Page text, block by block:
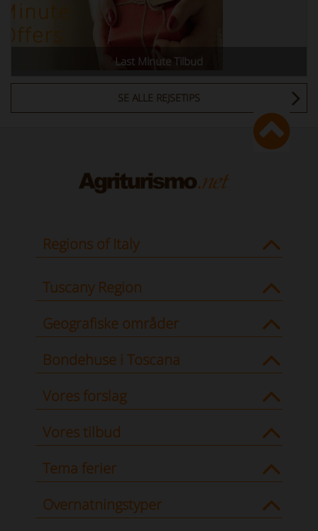
Last Minute Tilbud
SE ALLE REJSETIPS
Regions of Italy
Tuscany Region
Geografiske områder
Bondehuse i Toscana
Vores forslag
Vores tilbud
Tema ferier
Overnatningstyper